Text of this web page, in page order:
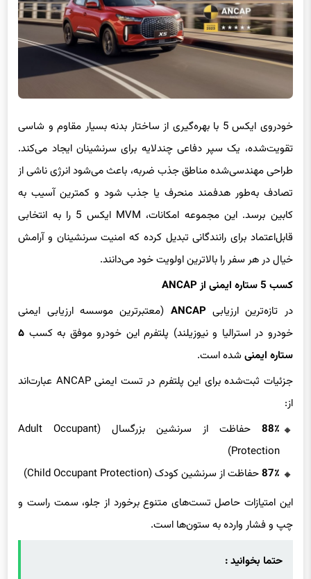
خودروی ایکس 5 با بهره‌گیری از ساختار بدنه بسیار مقاوم و شاسی
تقویت‌شده، یک سپر دفاعی چندلایه برای سرنشینان ایجاد می‌کند.
طراحی مهندسی‌شده مناطق جذب ضربه، باعث می‌شود انرژی ناشی از
تصادف به‌طور هدفمند منحرف یا جذب شود و کمترین آسیب به
کابین برسد. این مجموعه امکانات، MVM ایکس 5 را به انتخابی
قابل‌اعتماد برای رانندگانی تبدیل کرده که امنیت سرنشینان و آرامش
خیال در هر سفر را بالاترین اولویت خود می‌دانند.
کسب 5 ستاره ایمنی از ANCAP
در تازه‌ترین ارزیابی ANCAP (معتبرترین موسسه ارزیابی ایمنی
خودرو در استرالیا و نیوزیلند) پلتفرم این خودرو موفق به کسب ۵
ستاره ایمنی شده است.
جزئیات ثبت‌شده برای این پلتفرم در تست ایمنی ANCAP عبارت‌اند
از:
88٪
حفاظت از سرنشین بزرگسال (Adult Occupant
Protection)
87٪حفاظت از سرنشین کودک (Child Occupant Protection)
این امتیازات حاصل تست‌های متنوع برخورد از جلو، سمت راست و
چپ و فشار وارده به ستون‌ها است.
حتما بخوانید :